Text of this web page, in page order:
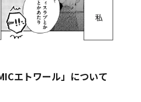
エトワール」について